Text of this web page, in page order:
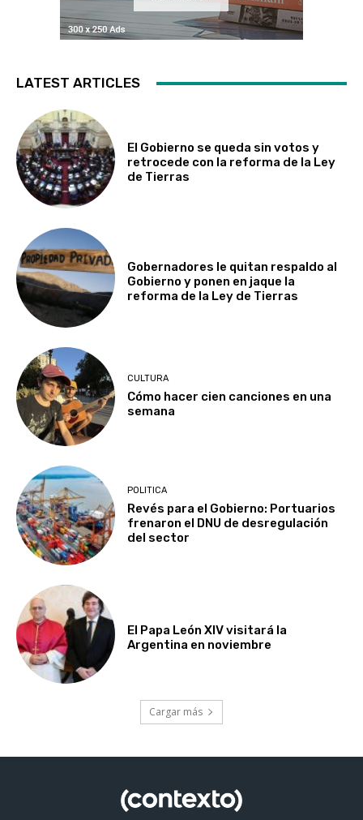
LATEST ARTICLES
El Gobierno se queda sin votos y
retrocede con la reforma de la Ley
de Tierras
Gobernadores le quitan respaldo al
Gobierno y ponen en jaque la
reforma de la Ley de Tierras
CULTURA
Cómo hacer cien canciones en una
semana
POLITICA
Revés para el Gobierno: Portuarios
frenaron el DNU de desregulación
del sector
El Papa León XIV visitará la
Argentina en noviembre
Cargar más